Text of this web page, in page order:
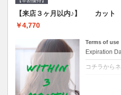
【来店３ヶ月以内♪】 カット
￥4,770
Terms of use
Expiration
コチラから